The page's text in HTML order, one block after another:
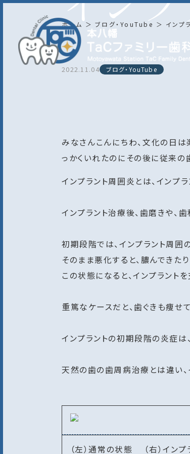
ホーム ブログ・YouTube インプ
2022.11.04 ブログ・YouTube
みなさんこんにちわ、文化の日は
っかくいれたのにその後に従来の
インプラント周囲炎とは、インプ
インプラント治療後、歯磨きや、
初期段階では、インプラント周囲
そのまま悪化すると、膿んできた
この状態になると、インプラント
重篤なケースだと、歯ぐきも痩せ
インプラントの初期段階の炎症は
天然の歯の歯周病治療とは違い
（左）通常の状態 （右）イン